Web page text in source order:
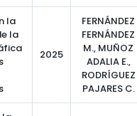
la
la
2025
FERNÁNDEZ
FERNÁNDEZ
M., MUÑOZ
ADALIA E.,
RODRÍGUEZ
PAJARES C.